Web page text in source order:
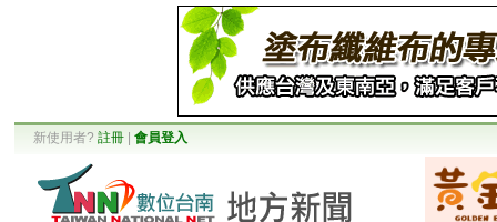
新使用者? 註冊 會員登入